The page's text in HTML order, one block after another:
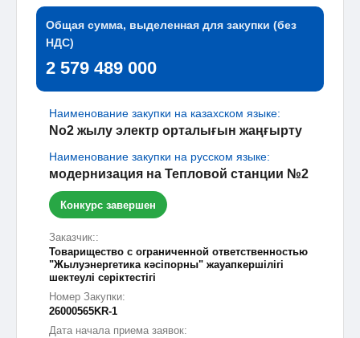
Общая сумма, выделенная для закупки (без
НДС)
2 579 489 000
Наименование закупки на казахском языке:
No2 жылу электр орталығын жаңғырту
Наименование закупки на русском языке:
модернизация на Тепловой станции №2
Конкурс завершен
Заказчик::
Товарищество с ограниченной ответственностью
"Жылуэнергетика кәсіпорны" жауапкершілігі
шектеулі серіктестігі
Номер Закупки:
26000565KR-1
Дата начала приема заявок: